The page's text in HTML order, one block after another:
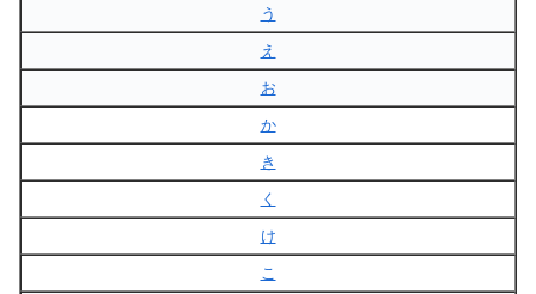
う
え
お
か
き
く
け
こ